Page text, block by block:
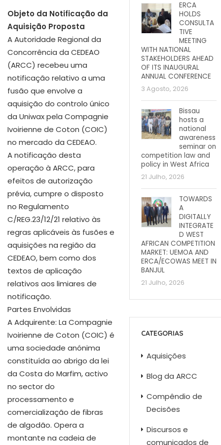
Objeto da Notificação da
Aquisição Proposta
A Autoridade Regional da
Concorrência da CEDEAO
(ARCC) recebeu uma
notificação relativo a uma
fusão que envolve a
aquisição do controlo único
da Uniwax pela Compagnie
Ivoirienne de Coton (COIC)
no mercado da CEDEAO.
A notificação desta
operação à ARCC, para
efeitos de autorização
prévia, cumpre o disposto
no Regulamento
C/REG.23/12/21 relativo às
regras aplicáveis às fusões e
aquisições na região da
CEDEAO, bem como dos
textos de aplicação
relativos aos limiares de
notificação.
Partes Envolvidas
A Adquirente: La Compagnie
Ivoirienne de Coton (COIC) é
uma sociedade anónima
constituída ao abrigo da lei
da Costa do Marfim, activo
no sector do
processamento e
comercialização de fibras
de algodão. Opera a
montante na cadeia de
ERCA
HOLDS
CONSULTA
TIVE
MEETING
WITH NATIONAL
STAKEHOLDERS AHEAD
OF ITS INAUGURAL
ANNUAL CONFERENCE
3 Agosto, 2026
Bissau
hosts a
national
awareness
seminar on
competition law and
policy in West Africa
21 Julho, 2026
TOWARDS
A
DIGITALLY
INTEGRATE
D WEST
AFRICAN COMPETITION
MARKET: UEMOA AND
ERCA/ECOWAS MEET IN
BANJUL
21 Julho, 2026
CATEGORIAS
Aquisições
Blog da ARCC
Compêndio de
Decisões
Discursos e
comunicados de